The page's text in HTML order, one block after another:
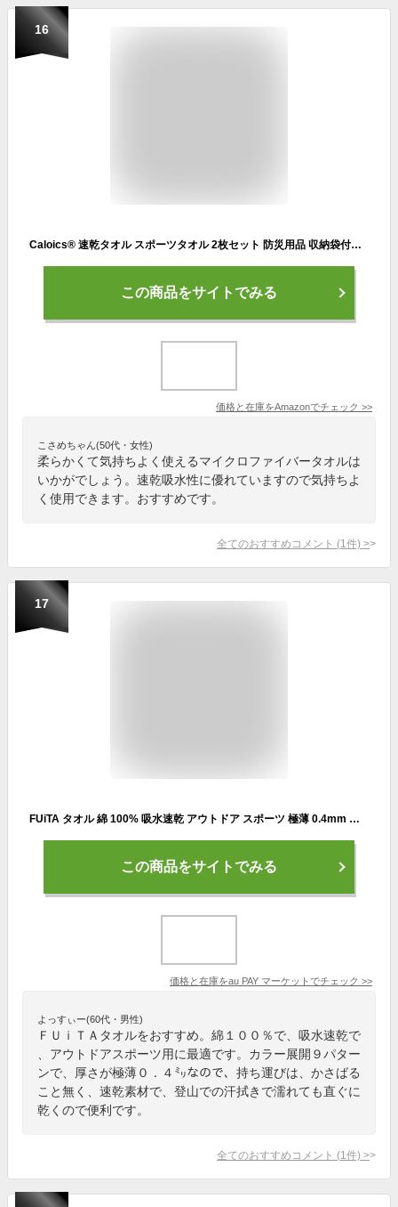
16
Caloics® 速乾タオル スポーツタオル 2枚セット 防災用品 収納袋付き マイクロファイバー バスタオル ビーチタオル 旅行タオル 色褪せない 防臭 超速乾 超吸水 超やわらか コンパクト 旅行・お風呂・スポーツに最適 7色展開 (グレー新規サイズ（40×80cm+60×120cm）)
この商品をサイトでみる
価格と在庫をAmazonでチェック >>
こさめちゃん(50代・女性)
柔らかくて気持ちよく使えるマイクロファイバータオルは
いかがでしょう。速乾吸水性に優れていますので気持ちよ
く使用できます。おすすめです。
全てのおすすめコメント (1 件) >
17
FUiTA タオル 綿 100% 吸水速乾 アウトドア スポーツ 極薄 0.4mm 日本製 ギフト プレゼント
この商品をサイトでみる
価格と在庫をau PAY マーケット でチェック >>
よっすぃー(60代・男性)
ＦＵｉＴＡタオルをおすすめ。綿１００％で、吸水速乾で
、アウトドアスポーツ用に最適です。カラー展開９パター
ンで、厚さが極薄０．４㍉なので、持ち運びは、かさばる
こと無く、速乾素材で、登山での汗拭きで濡れても直ぐに
乾くので便利です。
全てのおすすめコメント (1 件) >